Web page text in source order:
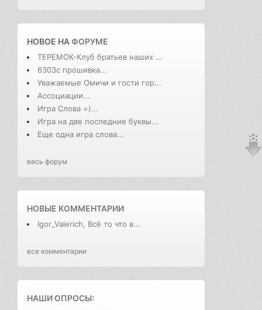
НОВОЕ НАФОРУМЕ
ТЕРЕМОК-Клуб братьев наших ...
6303с прошивка...
Уважаемые Омичи и гости гор...
Ассоциации...
Игра Слова =)...
Игра на две последние буквы...
Еще одна игра слова...
весь форум
НОВЫЕ КОММЕНТАРИИ
Igor_Valerich, Всё то что в...
все комментарии
НАШИ ОПРОСЫ: